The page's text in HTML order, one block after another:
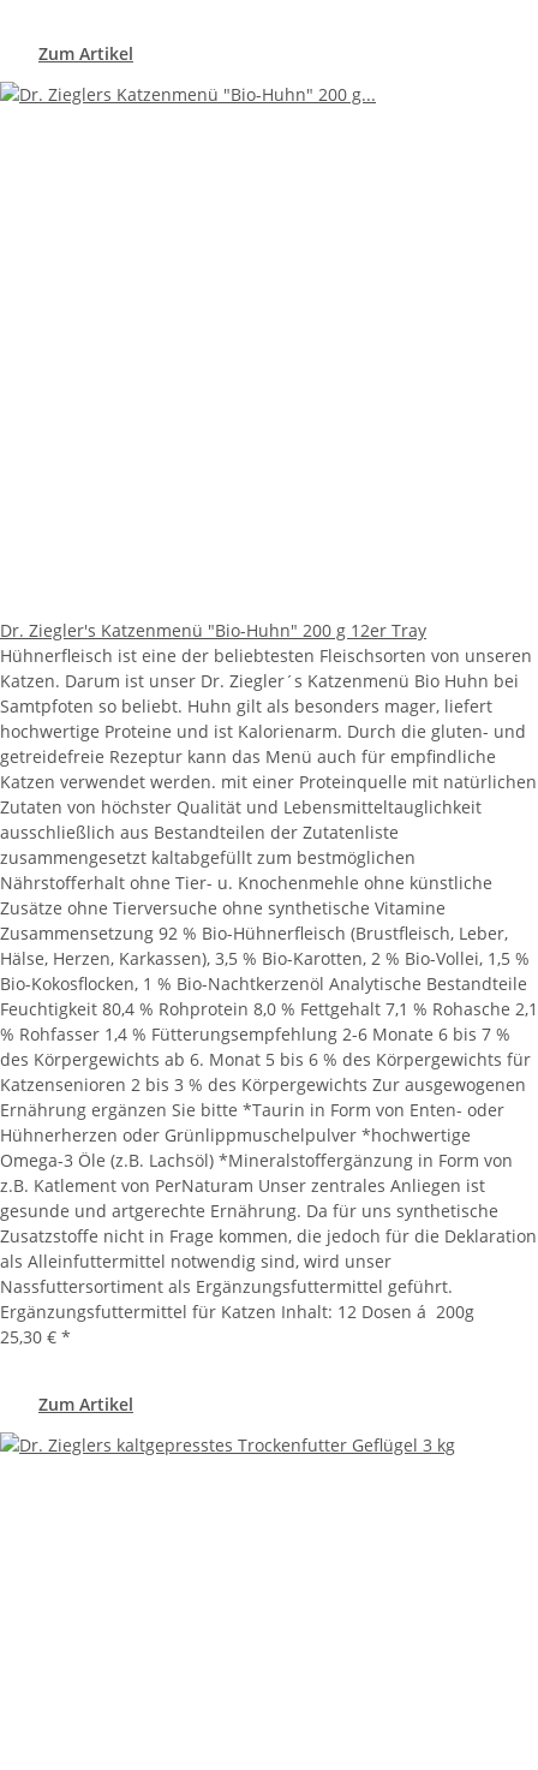
Zum Artikel
Dr. Ziegler's Katzenmenü "Bio-Huhn" 200 g 12er Tray
Hühnerfleisch ist eine der beliebtesten Fleischsorten von unseren
Katzen. Darum ist unser Dr. Ziegler´s Katzenmenü Bio Huhn bei
Samtpfoten so beliebt. Huhn gilt als besonders mager, liefert
hochwertige Proteine und ist Kalorienarm. Durch die gluten- und
getreidefreie Rezeptur kann das Menü auch für empfindliche
Katzen verwendet werden. mit einer Proteinquelle mit natürlichen
Zutaten von höchster Qualität und Lebensmitteltauglichkeit
ausschließlich aus Bestandteilen der Zutatenliste
zusammengesetzt kaltabgefüllt zum bestmöglichen
Nährstofferhalt ohne Tier- u. Knochenmehle ohne künstliche
Zusätze ohne Tierversuche ohne synthetische Vitamine
Zusammensetzung 92 % Bio-Hühnerfleisch (Brustfleisch, Leber,
Hälse, Herzen, Karkassen), 3,5 % Bio-Karotten, 2 % Bio-Vollei, 1,5 %
Bio-Kokosflocken, 1 % Bio-Nachtkerzenöl Analytische Bestandteile
Feuchtigkeit 80,4 % Rohprotein 8,0 % Fettgehalt 7,1 % Rohasche 2,1
% Rohfasser 1,4 % Fütterungsempfehlung 2-6 Monate 6 bis 7 %
des Körpergewichts ab 6. Monat 5 bis 6 % des Körpergewichts für
Katzensenioren 2 bis 3 % des Körpergewichts Zur ausgewogenen
Ernährung ergänzen Sie bitte *Taurin in Form von Enten- oder
Hühnerherzen oder Grünlippmuschelpulver *hochwertige
Omega-3 Öle (z.B. Lachsöl) *Mineralstoffergänzung in Form von
z.B. Katlement von PerNaturam Unser zentrales Anliegen ist
gesunde und artgerechte Ernährung. Da für uns synthetische
Zusatzstoffe nicht in Frage kommen, die jedoch für die Deklaration
als Alleinfuttermittel notwendig sind, wird unser
Nassfuttersortiment als Ergänzungsfuttermittel geführt.
Ergänzungsfuttermittel für Katzen Inhalt: 12 Dosen á 200g
25,30 € *
Zum Artikel